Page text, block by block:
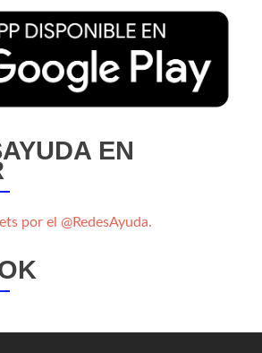
EN
por el @RedesAyuda.